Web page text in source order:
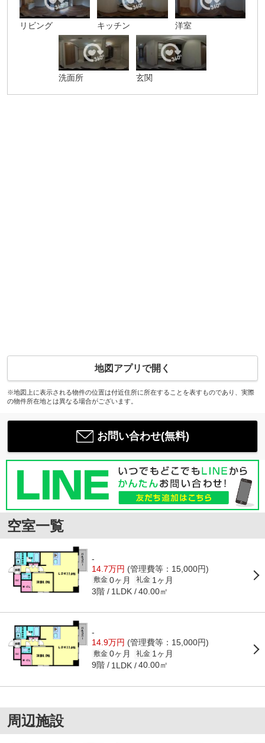
リビング キッチン 洋室
洗面所 玄関
地図アプリで開く
※地図上に表示される物件の位置は付近住所に所在することを表すものであり、実際
の物件所在地とは異なる場合がございます。
お問い合わせ(無料)
空室一覧
-
14.7万円 (管理費等：15,000円)
敷金 0ヶ月 礼金 1ヶ月
3階 1LDK 40.00㎡
-
14.9万円 (管理費等：15,000円)
敷金 0ヶ月 礼金 1ヶ月
9階 1LDK 40.00㎡
周辺施設